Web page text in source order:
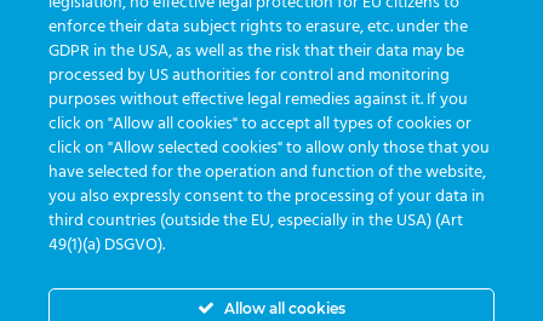
desarrollado porGreiner Service Tech
enforce their data subject rights to erasure, etc. under the
GDPR in the USA, as well as the risk that their data may be
processed by US authorities for control and monitoring
purposes without effective legal remedies against it. If you
click on "Allow all cookies" to accept all types of cookies or
click on "Allow selected cookies" to allow only those that you
have selected for the operation and function of the website,
you also expressly consent to the processing of your data in
third countries (outside the EU, especially in the USA) (Art
49(1)(a) DSGVO).
Allow all cookies